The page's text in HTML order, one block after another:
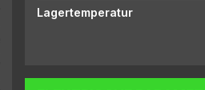
Lagertemperatur